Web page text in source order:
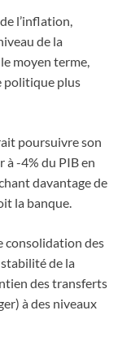
l’inflation,
de la
moyen terme,
politique plus
poursuivre son
à -4% du PIB en
davantage de
la banque.
consolidation des
stabilité de la
des transferts
à des niveaux